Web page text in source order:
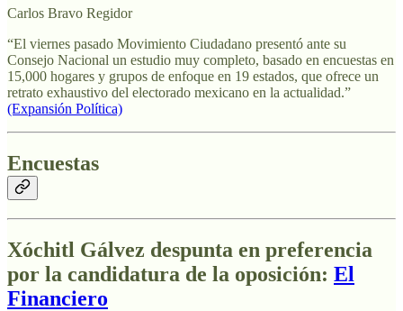
Carlos Bravo Regidor
“El viernes pasado Movimiento Ciudadano presentó ante su
Consejo Nacional un estudio muy completo, basado en encuestas en
15,000 hogares y grupos de enfoque en 19 estados, que ofrece un
retrato exhaustivo del electorado mexicano en la actualidad.”
(Expansión Política)
Encuestas
Xóchitl Gálvez despunta en preferencia
por la candidatura de la oposición: El
Financiero